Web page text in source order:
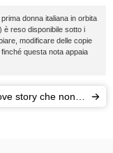
donna italiana in orbita
) è reso disponibile sotto i
modificare delle copie
questa nota appaia
story che non vi